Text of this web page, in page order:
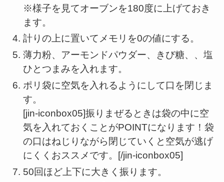
※様子を見てオーブンを180度に上げておき
ます。
計りの上に置いてメモリを0の値にする。
薄力粉、アーモンドパウダー、きび糖、、塩
ひとつまみを入れます。
ポリ袋に空気を入れるようにして口を閉じま
す。
[jin-iconbox05]振りまぜるときは袋の中に空
気を入れておくことがPOINTになります！袋
の口はねじりながら閉じていくと空気が逃げ
にくくおススメです。[/jin-iconbox05]
50回ほど上下に大きく振ります。